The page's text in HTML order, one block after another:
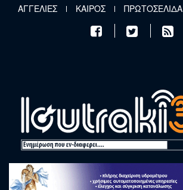
Παράκαμψη προς το κυρίως περιεχόμενο
ΑΓΓΕΛΙΕΣ ΚΑΙΡΟΣ ΠΡΩΤΟΣΕΛΙΔΑ